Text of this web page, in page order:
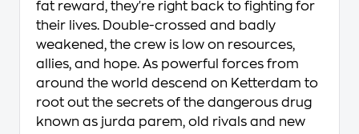
fat reward, they're right back to fighting for
their lives. Double-crossed and badly
weakened, the crew is low on resources,
allies, and hope. As powerful forces from
around the world descend on Ketterdam to
root out the secrets of the dangerous drug
known as jurda parem, old rivals and new